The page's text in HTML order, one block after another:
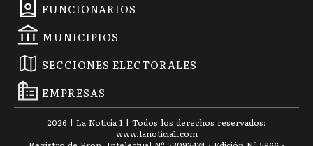
FUNCIONARIOS
MUNICIPIOS
SECCIONES ELECTORALES
EMPRESAS
2026 | La Noticia 1 | Todos los derechos reservados:
www.lanoticia1.com